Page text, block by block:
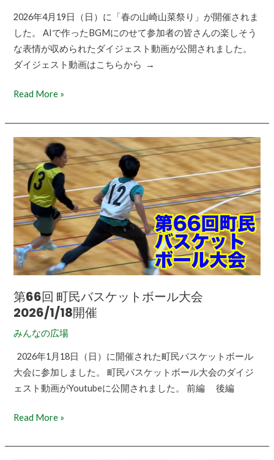
2026年4月19日（日）に「春の山崎山菜祭り」が開催されま
した。 AIで作ったBGMにのせて参加者の皆さんの楽しそう
な表情が収められたダイジェスト動画が公開されました。
ダイジェスト動画はこちらから →
Read More »
第66回 町民バスケットボール大会
2026/1/18開催
みんなの広場
2026年1月18日（日）に開催された町民バスケットボール
大会に参加しました。 町民バスケットボール大会のダイジ
ェスト動画がYoutubeに公開されました。 前編 後編
第
66
回
町
民
バ
ス
ケ
ッ
ボ
ー
ル
大
会
2026/1/18
催
Read More »